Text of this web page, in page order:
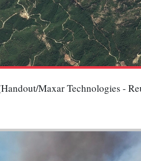
Maxar Technologies -